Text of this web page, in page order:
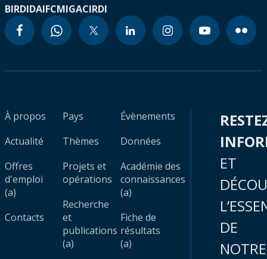
BIRDIDAIFCMIGACIRDI
À propos
Actualité
Offres
d'emploi
(a)
Contacts
Pays
Thèmes
Projets et
opérations
Recherche
et
publications
(a)
Évènements
Données
Académie des
connaissances
(a)
Fiche de
résultats
(a)
ET
DE
NOTRE